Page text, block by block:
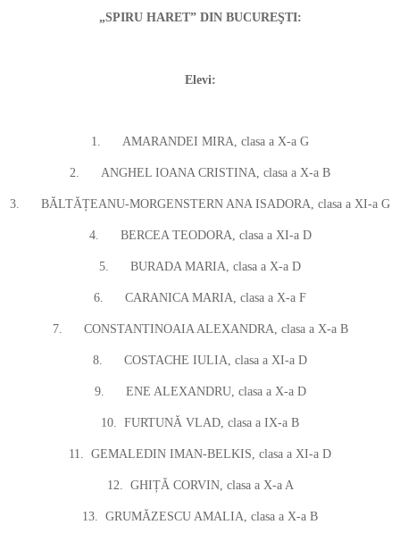
„SPIRU HARET” DIN BUCUREŞTI:
Elevi:
1. AMARANDEI MIRA, clasa a X-a G
2. ANGHEL IOANA CRISTINA, clasa a X-a B
3. BĂLTĂȚEANU-MORGENSTERN ANA ISADORA, clasa a XI-a G
4. BERCEA TEODORA, clasa a XI-a D
5. BURADA MARIA, clasa a X-a D
6. CARANICA MARIA, clasa a X-a F
7. CONSTANTINOAIA ALEXANDRA, clasa a X-a B
8. COSTACHE IULIA, clasa a XI-a D
9. ENE ALEXANDRU, clasa a X-a D
10. FURTUNĂ VLAD, clasa a IX-a B
11. GEMALEDIN IMAN-BELKIS, clasa a XI-a D
12. GHIȚĂ CORVIN, clasa a X-a A
13. GRUMĂZESCU AMALIA, clasa a X-a B